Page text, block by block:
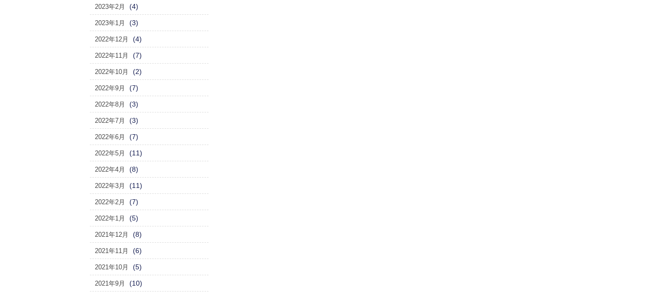
2023年2月 (4)
2023年1月 (3)
2022年12月 (4)
2022年11月 (7)
2022年10月 (2)
2022年9月 (7)
2022年8月 (3)
2022年7月 (3)
2022年6月 (7)
2022年5月 (11)
2022年4月 (8)
2022年3月 (11)
2022年2月 (7)
2022年1月 (5)
2021年12月 (8)
2021年11月 (6)
2021年10月 (5)
2021年9月 (10)